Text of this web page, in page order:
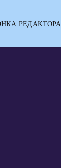
РЕДАКТОРА